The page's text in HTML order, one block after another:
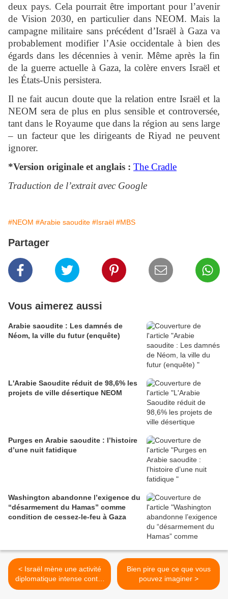
deux pays. Cela pourrait être important pour l’avenir
de Vision 2030, en particulier dans NEOM. Mais la
campagne militaire sans précédent d’Israël à Gaza va
probablement modifier l’Asie occidentale à bien des
égards dans les décennies à venir. Même après la fin
de la guerre actuelle à Gaza, la colère envers Israël et
les États-Unis persistera.
Il ne fait aucun doute que la relation entre Israël et la
NEOM sera de plus en plus sensible et controversée,
tant dans le Royaume que dans la région au sens large
– un facteur que les dirigeants de Riyad ne peuvent
ignorer.
*Version originale et anglais : The Cradle
Traduction de l’extrait avec Google
#NEOM #Arabie saoudite #Israël #MBS
Partager
Vous aimerez aussi
Arabie saoudite : Les damnés de
Néom, la ville du futur (enquête)
L'Arabie Saoudite réduit de 98,6% les
projets de ville désertique NEOM
Purges en Arabie saoudite : l’histoire
d’une nuit fatidique
Washington abandonne l’exigence du
“désarmement du Hamas” comme
condition de cessez-le-feu à Gaza
< Israël mène une activité
diplomatique intense contre
un éventuel mandat d'arrêt
Bien pire que ce que vous
pouvez imaginer >